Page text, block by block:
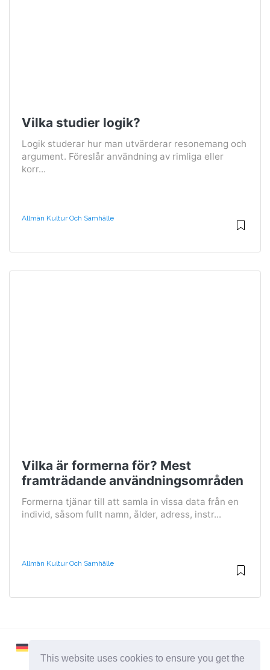
This website uses cookies to ensure you get the
Vilka studier logik?
Logik studerar hur man utvärderar resonemang och
argument. Föreslår användning av rimliga eller
korr...
Allmän Kultur Och Samhälle
Vilka är formerna för? Mest
framträdande användningsområden
Formerna tjänar till att samla in vissa data från en
individ, såsom fullt namn, ålder, adress, instr...
Allmän Kultur Och Samhälle